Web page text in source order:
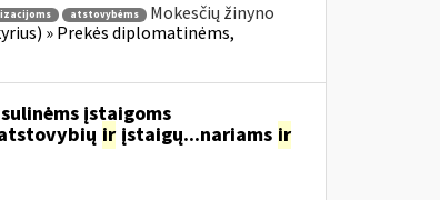
atstovybėms
Mokesčių žinyno
» Prekės diplomatinėms,
įstaigoms
irįstaigų...nariams ir